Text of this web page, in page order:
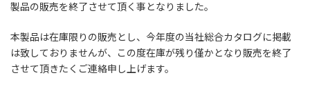
製品の販売を終了させて頂く事となりました。
本製品は在庫限りの販売とし、今年度の当社総合カタログに掲載
は致しておりませんが、この度在庫が残り僅かとなり販売を終了
させて頂きたくご連絡申し上げます。